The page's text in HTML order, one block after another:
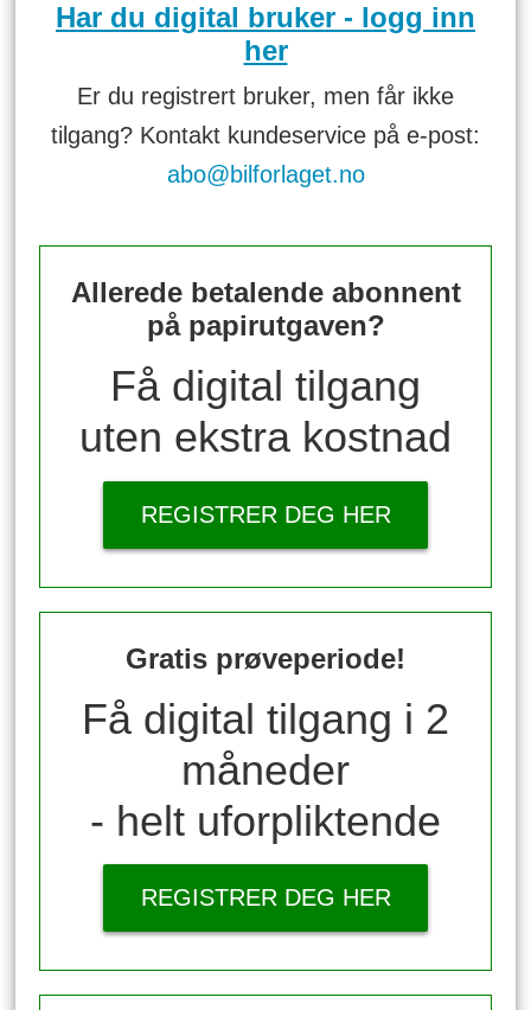
Har du digital bruker - logg inn
her
Er du registrert bruker, men får ikke
tilgang? Kontakt kundeservice på e-post:
abo@bilforlaget.no
Allerede betalende abonnent
på papirutgaven?
Få digital tilgang
uten ekstra kostnad
REGISTRER DEG HER
Gratis prøveperiode!
Få digital tilgang i 2
måneder
- helt uforpliktende
REGISTRER DEG HER